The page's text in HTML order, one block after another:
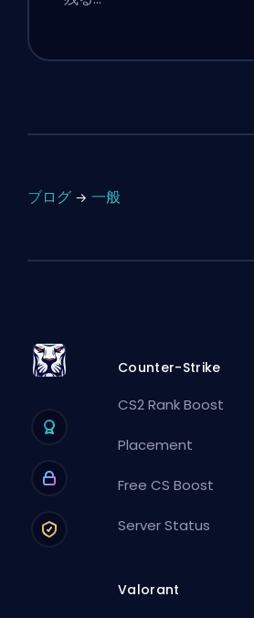
ブログ 一般
Counter-Strike
CS2 Rank Boost
Placement
Free CS Boost
Server Status
Valorant